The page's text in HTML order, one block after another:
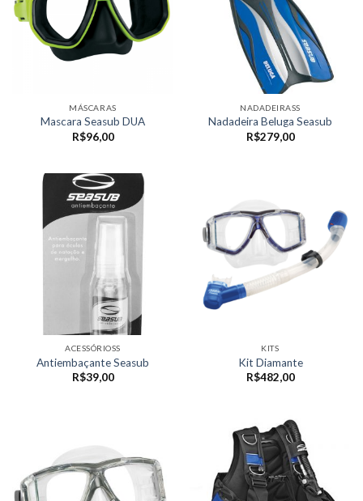
MÁSCARAS
Mascara Seasub DUA
R$96,00
NADADEIRASS
Nadadeira Beluga Seasub
R$279,00
ACESSÓRIOSS
Antiembaçante Seasub
R$39,00
KITS
Kit Diamante
R$482,00